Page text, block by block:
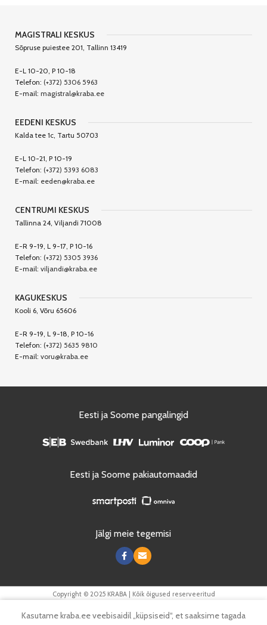
MAGISTRALI KESKUS
Sõpruse puiestee 201, Tallinn 13419
E-L 10-20, P 10-18
Telefon: (+372) 5306 5963
E-mail: magistral@kraba.ee
EEDENI KESKUS
Kalda tee 1c, Tartu 50703
E-L 10-21, P 10-19
Telefon: (+372) 5393 6083
E-mail: eeden@kraba.ee
CENTRUMI KESKUS
Tallinna 24, Viljandi 71008
E-R 9-19, L 9-17, P 10-16
Telefon: (+372) 5305 3936
E-mail: viljandi@kraba.ee
KAGUKESKUS
Kooli 6, Võru 65606
E-R 9-19, L 9-18, P 10-16
Telefon: (+372) 5635 9810
E-mail: voru@kraba.ee
Eesti ja Soome pangalingid
Eesti ja Soome pakiautomaadid
Jälgi meie tegemisi
Copyright © 2025 KRABA | Kõik õigused reserveeritud
Kasutame kraba.ee veebisaidil „küpsiseid“, et saaksime tagada